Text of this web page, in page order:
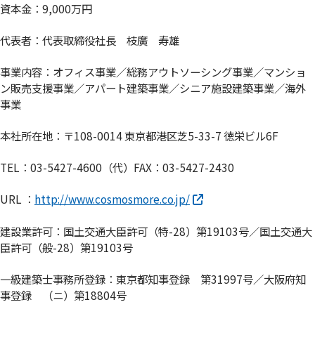
資本金：9,000万円
代表者：代表取締役社長 枝廣 寿雄
事業内容：オフィス事業／総務アウトソーシング事業／マンショ
ン販売支援事業／アパート建築事業／シニア施設建築事業／海外
事業
本社所在地：〒108-0014 東京都港区芝5-33-7 徳栄ビル6F
TEL：03-5427-4600（代）FAX：03-5427-2430
URL ： http://www.cosmosmore.co.jp/
建設業許可：国土交通大臣許可（特-28）第19103号／国土交通大
臣許可（般-28）第19103号
一級建築士事務所登録：東京都知事登録 第31997号／大阪府知
事登録 （ニ）第18804号